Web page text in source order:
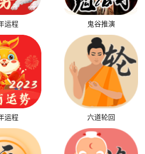
运程 鬼谷推演
运程 六道轮回